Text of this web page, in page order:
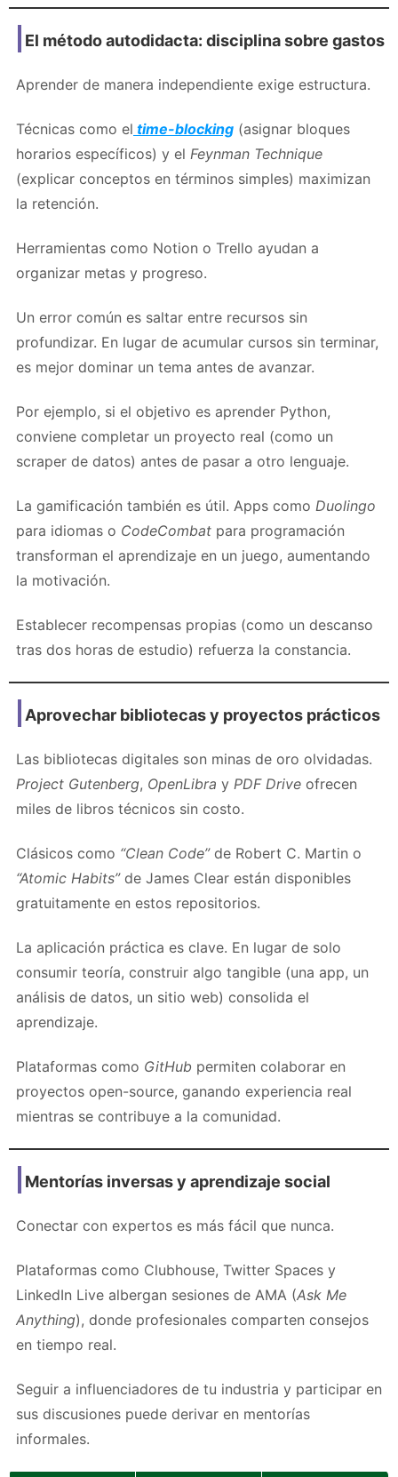
El método autodidacta: disciplina sobre gastos
Aprender de manera independiente exige estructura.
Técnicas como el time-blocking (asignar bloques
horarios específicos) y el Feynman Technique
(explicar conceptos en términos simples) maximizan
la retención.
Herramientas como Notion o Trello ayudan a
organizar metas y progreso.
Un error común es saltar entre recursos sin
profundizar. En lugar de acumular cursos sin terminar,
es mejor dominar un tema antes de avanzar.
Por ejemplo, si el objetivo es aprender Python,
conviene completar un proyecto real (como un
scraper de datos) antes de pasar a otro lenguaje.
La gamificación también es útil. Apps como Duolingo
para idiomas o CodeCombat para programación
transforman el aprendizaje en un juego, aumentando
la motivación.
Establecer recompensas propias (como un descanso
tras dos horas de estudio) refuerza la constancia.
Aprovechar bibliotecas y proyectos prácticos
Las bibliotecas digitales son minas de oro olvidadas.
Project Gutenberg, OpenLibra y PDF Drive ofrecen
miles de libros técnicos sin costo.
Clásicos como “Clean Code”de Robert C. Martin o
“Atomic Habits”de James Clear están disponibles
gratuitamente en estos repositorios.
La aplicación práctica es clave. En lugar de solo
consumir teoría, construir algo tangible (una app, un
análisis de datos, un sitio web) consolida el
aprendizaje.
Plataformas como GitHub permiten colaborar en
proyectos open-source, ganando experiencia real
mientras se contribuye a la comunidad.
Mentorías inversas y aprendizaje social
Conectar con expertos es más fácil que nunca.
Plataformas como Clubhouse, Twitter Spaces y
LinkedIn Live albergan sesiones de AMA (Ask Me
Anything), donde profesionales comparten consejos
en tiempo real.
Seguir a influenciadores de tu industria y participar en
sus discusiones puede derivar en mentorías
informales.